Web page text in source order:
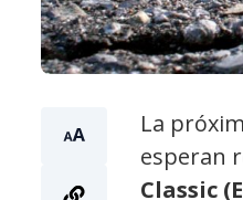
La
esperan
Classic